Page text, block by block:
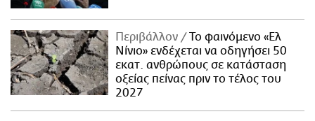
Περιβάλλον
Το φαινόμενο «Ελ
Νίνιο» ενδέχεται να οδηγήσει 50
εκατ. ανθρώπους σε κατάσταση
οξείας πείνας πριν το τέλος του
2027